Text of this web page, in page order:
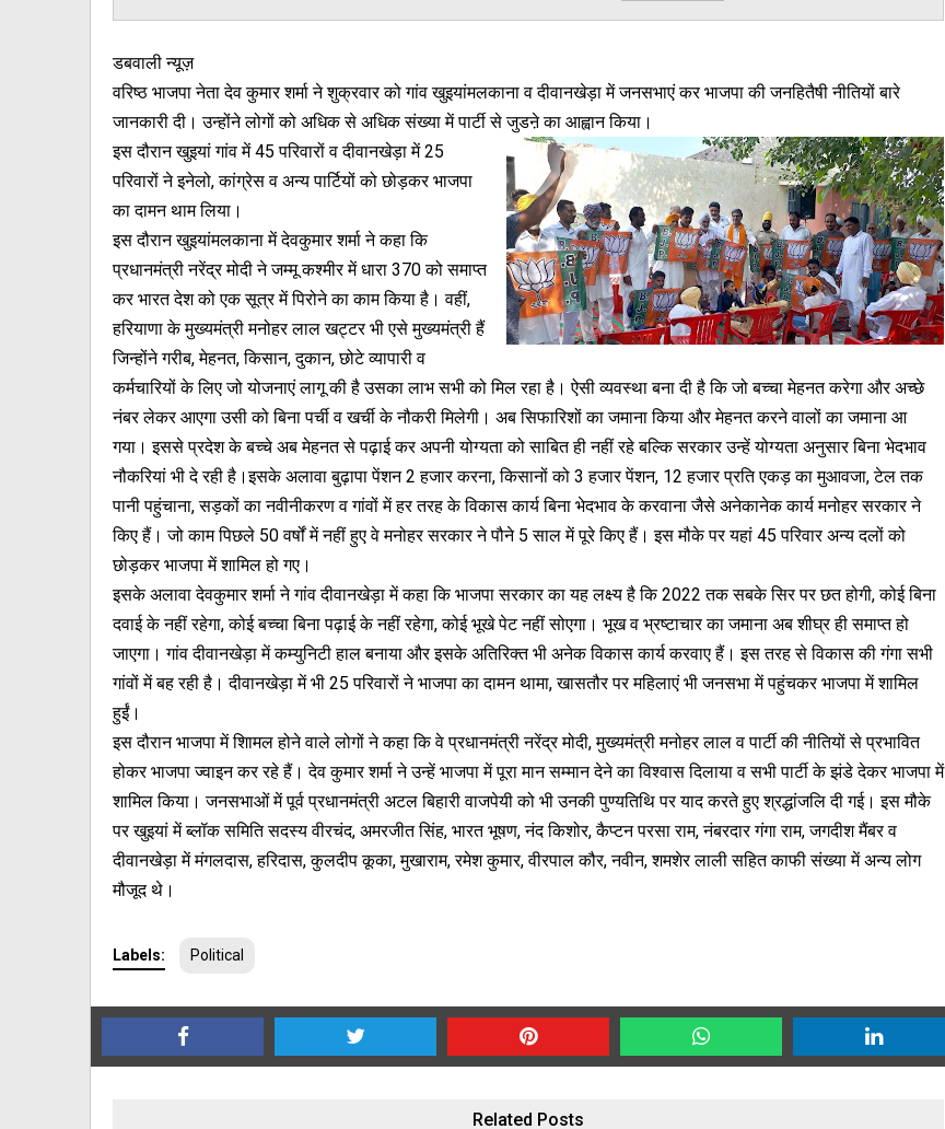
डबवाली न्यूज़
वरिष्ठ भाजपा नेता देव कुमार शर्मा ने शुक्रवार को गांव खुइयांमलकाना व दीवानखेड़ा में जनसभाएं कर भाजपा की जनहितैषी नीतियों बारे
जानकारी दी। उन्होंने लोगों को अधिक से अधिक संख्या में पार्टी से जुडऩे का आह्वान किया।
इस दौरान खुइयां गांव में 45 परिवारों व दीवानखेड़ा में 25
परिवारों ने इनेलो, कांग्रेस व अन्य पार्टियों को छोड़कर भाजपा
का दामन थाम लिया।
इस दौरान खुइयांमलकाना में देवकुमार शर्मा ने कहा कि
प्रधानमंत्री नरेंद्र मोदी ने जम्मू कश्मीर में धारा 370 को समाप्त
कर भारत देश को एक सूत्र में पिरोने का काम किया है। वहीं,
हरियाणा के मुख्यमंत्री मनोहर लाल खट्टर भी एसे मुख्यमंत्री हैं
जिन्होंने गरीब, मेहनत, किसान, दुकान, छोटे व्यापारी व
कर्मचारियों के लिए जो योजनाएं लागू की है उसका लाभ सभी को मिल रहा है। ऐसी व्यवस्था बना दी है कि जो बच्चा मेहनत करेगा और अच्छे
नंबर लेकर आएगा उसी को बिना पर्ची व खर्ची के नौकरी मिलेगी। अब सिफारिशों का जमाना किया और मेहनत करने वालों का जमाना आ
गया। इससे प्रदेश के बच्चे अब मेहनत से पढ़ाई कर अपनी योग्यता को साबित ही नहीं रहे बल्कि सरकार उन्हें योग्यता अनुसार बिना भेदभाव
नौकरियां भी दे रही है।इसके अलावा बुढ़ापा पेंशन 2 हजार करना, किसानों को 3 हजार पेंशन, 12 हजार प्रति एकड़ का मुआवजा, टेल तक
पानी पहुंचाना, सड़कों का नवीनीकरण व गांवों में हर तरह के विकास कार्य बिना भेदभाव के करवाना जैसे अनेकानेक कार्य मनोहर सरकार ने
किए हैं। जो काम पिछले 50 वर्षों में नहीं हुए वे मनोहर सरकार ने पौने 5 साल में पूरे किए हैं। इस मौके पर यहां 45 परिवार अन्य दलों को
छोड़कर भाजपा में शामिल हो गए।
इसके अलावा देवकुमार शर्मा ने गांव दीवानखेड़ा में कहा कि भाजपा सरकार का यह लक्ष्य है कि 2022 तक सबके सिर पर छत होगी, कोई बिना
दवाई के नहीं रहेगा, कोई बच्चा बिना पढ़ाई के नहीं रहेगा, कोई भूखे पेट नहीं सोएगा। भूख व भ्रष्टाचार का जमाना अब शीघ्र ही समाप्त हो
जाएगा। गांव दीवानखेड़ा में कम्युनिटी हाल बनाया और इसके अतिरिक्त भी अनेक विकास कार्य करवाए हैं। इस तरह से विकास की गंगा सभी
गांवों में बह रही है। दीवानखेड़ा में भी 25 परिवारों ने भाजपा का दामन थामा, खासतौर पर महिलाएं भी जनसभा में पहुंचकर भाजपा में शामिल
हुईं।
इस दौरान भाजपा में शािमल होने वाले लोगों ने कहा कि वे प्रधानमंत्री नरेंद्र मोदी, मुख्यमंत्री मनोहर लाल व पार्टी की नीतियों से प्रभावित
होकर भाजपा ज्वाइन कर रहे हैं। देव कुमार शर्मा ने उन्हें भाजपा में पूरा मान सम्मान देने का विश्वास दिलाया व सभी पार्टी के झंडे देकर भाजपा में
शामिल किया। जनसभाओं में पूर्व प्रधानमंत्री अटल बिहारी वाजपेयी को भी उनकी पुण्यतिथि पर याद करते हुए श्रद्धांजलि दी गई। इस मौके
पर खुइयां में ब्लॉक समिति सदस्य वीरचंद, अमरजीत सिंह, भारत भूषण, नंद किशोर, कैप्टन परसा राम, नंबरदार गंगा राम, जगदीश मैंबर व
दीवानखेड़ा में मंगलदास, हरिदास, कुलदीप कूका, मुखाराम, रमेश कुमार, वीरपाल कौर, नवीन, शमशेर लाली सहित काफी संख्या में अन्य लोग
मौजूद थे।
Labels: Political
Related Posts